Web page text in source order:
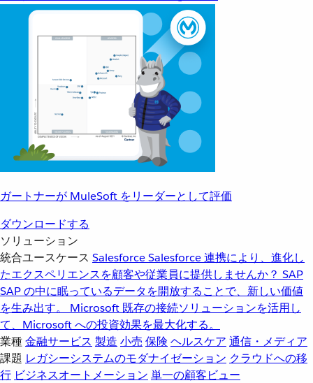
ガートナーが MuleSoft をリーダーとして評価
ダウンロードする
ソリューション
統合ユースケース SalesforceSalesforce 連携により、進化し
たエクスペリエンスを顧客や従業員に提供しませんか？ SAP
SAP の中に眠っているデータを開放することで、新しい価値
を生み出す。
Microsoft 既存の接続ソリューションを活用し
て、Microsoft への投資効果を最大化する。
業種金融サービス 製造 小売 保険 ヘルスケア 通信・メディア
課題 レガシーシステムのモダナイゼーション クラウドへの移
行 ビジネスオートメーション 単一の顧客ビュー